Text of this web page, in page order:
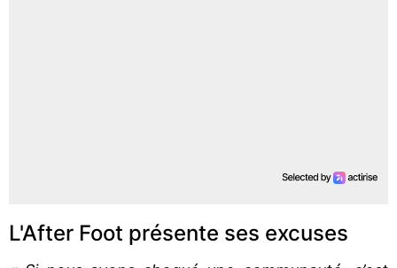
L'After Foot présente ses excuses